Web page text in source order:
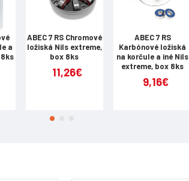
a
ABEC 7 RS Chromové
ložiská Nils extreme,
box 8ks
11,26€
ABEC 7 RS
Karbónové ložiská
na korčule a iné Nils
extreme, box 8ks
9,16€